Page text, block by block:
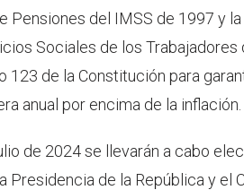
Pensiones del IMSS de 1997 y
Sociales de los Trabajadores
123 de la Constitución para
anual por encima de la inflación.
de 2024 se llevarán a cabo
Presidencia de la República y el